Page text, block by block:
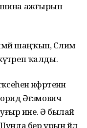
ажғырып
шаңҡып, Сәлимә
ҡалды.
нәфрәтенән
Әғзәмович
ине. Ә былай
Шунда бер урын йәл